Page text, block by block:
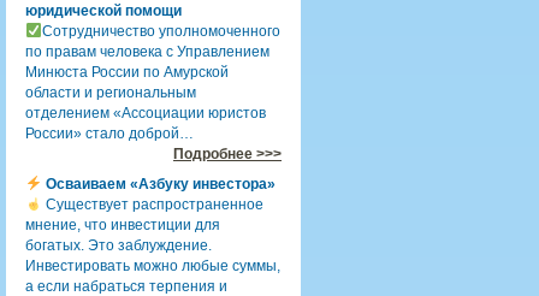
юридической помощи
Сотрудничество уполномоченного
по правам человека с Управлением
Минюста России по Амурской
области и региональным
отделением «Ассоциации юристов
России» стало доброй…
Подробнее >>>
Осваиваем «Азбуку инвестора»
Существует распространенное
мнение, что инвестиции для
богатых. Это заблуждение.
Инвестировать можно любые суммы,
а если набраться терпения и